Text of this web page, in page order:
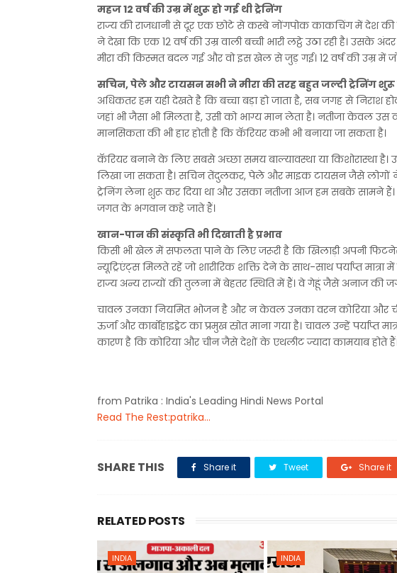
महज 12 वर्ष की उम्र में शुरू हो गई थी ट्रेनिंग
राज्य की राजधानी से दूर एक छोटे से कस्बे नोंगपोक काकचिंग में देश की
ने देखा कि एक 12 वर्ष की उम्र वाली बच्ची भारी लट्ठे उठा रही है।
मीरा की किस्मत बदल गई और वो इस खेल से जुड़ गई। 12 वर्ष की उम्र में
सचिन, पेले और टायसन सभी ने मीरा की तरह बहुत जल्दी ट्रेनिंग शुरू
अधिकतर हम यही देखते है कि बच्चा बड़ा हो जाता है, सब जगह से
जहां भी जैसा भी मिलता है, उसी को भाग्य मान लेता है। नतीजा केवल उस
मानसिकता की भी हार होती है कि कॅरियर कभी भी बनाया जा सकता है।
कॅरियर बनाने के लिए सबसे अच्छा समय बाल्यावस्था या किशोरास्था है।
लिखा जा सकता है। सचिन तेंदुलकर, पेले और माइक टायसन जैसे लोगों
ट्रेनिंग लेना शुरू कर दिया था और उसका नतीजा आज हम सबके सामने
जगत के भगवान कहे जाते हैं।
खान-पान की संस्कृति भी दिखाती है प्रभाव
किसी भी खेल में सफलता पाने के लिए जरूरी है कि खिलाड़ी अपनी
न्यूट्रिएंट्स मिलते रहें जो शारीरिक शक्ति देने के साथ-साथ पर्याप्त मात्रा
राज्य अन्य राज्यों की तुलना में बेहतर स्थिति में हैं। वे गेहूं जैसे अनाज की
चावल उनका नियमित भोजन है और न केवल उनका वरन कोरिया और
ऊर्जा और कार्बोहाइड्रेट का प्रमुख स्रोत माना गया है। चावल उन्हें पर्याप्त
कारण है कि कोरिया और चीन जैसे देशों के एथलीट ज्यादा कामयाब होते हैं।
from Patrika : India's Leading Hindi News Portal
Read The Rest:patrika...
SHARE THIS Share it Tweet Share it
RELATED POSTS
INDIA INDIA